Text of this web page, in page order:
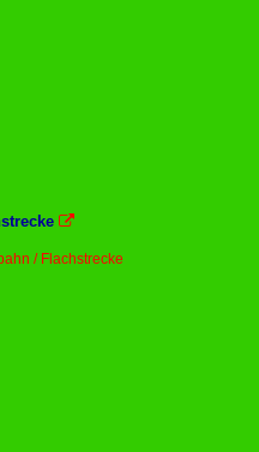

/ Flachstrecke